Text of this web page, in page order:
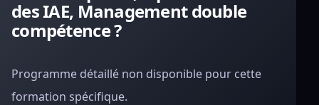
des IAE, Management double
compétence ?
Programme détaillé non disponible pour cette
formation spécifique.